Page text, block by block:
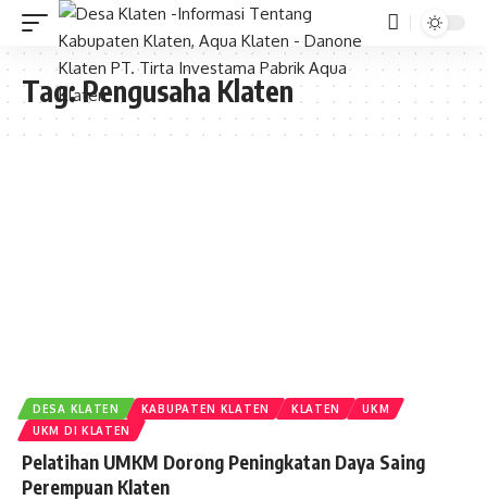
Tag:Pengusaha Klaten
DESA KLATEN KABUPATEN KLATEN KLATEN
UKM
UKM DI KLATEN
Pelatihan UMKM Dorong Peningkatan Daya Saing
Perempuan Klaten